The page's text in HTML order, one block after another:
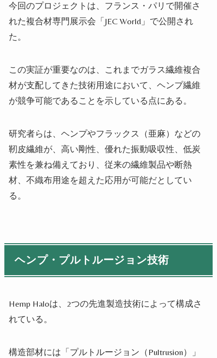
今回のプロジェクトは、フランス・パリで開催さ
れた複合材専門展示会「JEC World」で公開され
た。
この実証が重要なのは、これまでガラス繊維複合
材が支配してきた技術用途において、ヘンプ繊維
が競争可能であることを示している点にある。
研究者らは、ヘンプやフラックス（亜麻）などの
靭皮繊維が、高い剛性、優れた振動吸収性、低炭
素性を兼ね備えており、従来の繊維製品や断熱
材、不織布用途を超えた応用が可能だとしてい
る。
ヘンプ・プルトルージョン技術
Hemp Haloは、2つの先進製造技術によって構成さ
れている。
構造部材には「プルトルージョン（Pultrusion）」